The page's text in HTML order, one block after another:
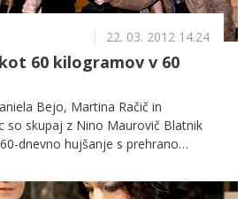
22. 03. 2012 14.24
60 kilogramov v 60
Bejo, Martina Račič in
so skupaj z Nino Maurovič Blatnik
dnevno hujšanje s prehrano
gradu ponosno stopile pred